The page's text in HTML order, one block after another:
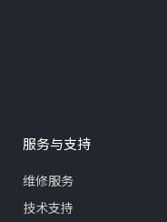
服务与支持
维修服务
技术支持